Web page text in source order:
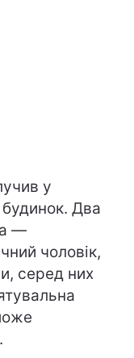
у
Два
—
чоловік,
серед них